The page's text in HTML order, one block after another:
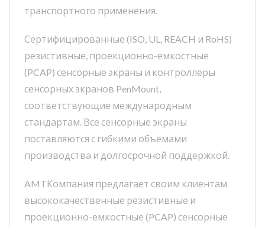
транспортного применения.
Сертифицированные (ISO, UL, REACH и RoHS)
резистивные, проекционно-емкостные
(PCAP) сенсорные экраны и контроллеры
сенсорных экранов PenMount,
соответствующие международным
стандартам. Все сенсорные экраны
поставляются с гибкими объемами
производства и долгосрочной поддержкой.
AMTКомпания предлагает своим клиентам
высококачественные резистивные и
проекционно-емкостные (PCAP) сенсорные